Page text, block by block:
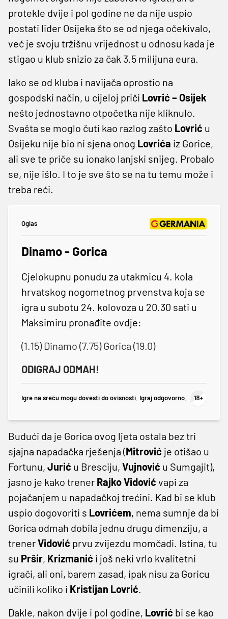
protekle dvije i pol godine ne da nije uspio
postati lider Osijeka što se od njega očekivalo,
već je svoju tržišnu vrijednost u odnosu kada je
stigao u klub snizio za čak 3.5 milijuna eura.
Iako se od kluba i navijača oprostio na
gospodski način, u cijeloj priči Lovrić – Osijek
nešto jednostavno otpočetka nije kliknulo.
Svašta se moglo čuti kao razlog zašto Lovrić u
Osijeku nije bio ni sjena onog Lovrića iz Gorice,
ali sve te priče su ionako lanjski snijeg. Probalo
se, nije išlo. I to je sve što se na tu temu može i
treba reći.
Oglas
Dinamo - Gorica
Cjelokupnu ponudu za utakmicu 4. kola
hrvatskog nogometnog prvenstva koja se
igra u subotu 24. kolovoza u 20.30 sati u
Maksimiru pronađite ovdje:
(1.15) Dinamo (7.75) Gorica (19.0)
ODIGRAJ ODMAH!
Igre na sreću mogu dovesti do ovisnosti. Igraj odgovorno.
Budući da je Gorica ovog ljeta ostala bez tri
sjajna napadačka rješenja (Mitrović je otišao u
Fortunu, Jurić u Bresciju, Vujnović u Sumgajit),
jasno je kako trener Rajko Vidović vapi za
pojačanjem u napadačkoj trećini. Kad bi se klub
uspio dogovoriti s Lovrićem, nema sumnje da bi
Gorica odmah dobila jednu drugu dimenziju, a
trenerVidović prvu zvijezdu momčadi. Istina, tu
su Pršir, Krizmanić i još neki vrlo kvalitetni
igrači, ali oni, barem zasad, ipak nisu za Goricu
učinili koliko i Kristijan Lovrić.
Dakle, nakon dvije i pol godine, Lovrić bi se kao